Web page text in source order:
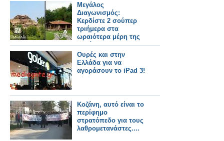
Μεγάλος
Διαγωνισμός:
Κερδίστε 2 σούπερ
τριήμερα στα
ωραιότερα μέρη της
Ελλάδας!
Ουρές και στην
Ελλάδα για να
αγοράσουν το iPad 3!
Κοζάνη, αυτό είναι το
περίφημο
στρατόπεδο για τους
λαθρομετανάστες....